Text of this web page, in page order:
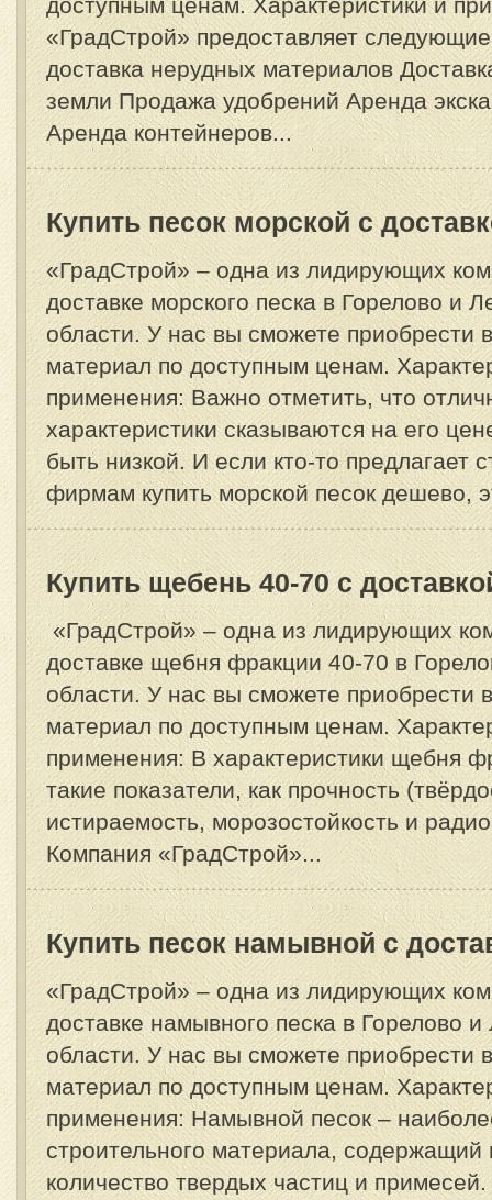
«ГрадСтрой» предоставляет
доставка нерудных материалов
земли Продажа удобрений Аренда
Аренда контейнеров...
Купить песок морской с
«ГрадСтрой» – одна из лидирующих
доставке морского песка в Горелово и
области. У нас вы сможете приобрести
материал по доступным ценам.
применения: Важно отметить, что
характеристики сказываются на его
быть низкой. И если кто-то предлагает
фирмам купить морской песок дешево,
Купить щебень 40-70 с
«ГрадСтрой» – одна из лидирующих
доставке щебня фракции 40-70 в
области. У нас вы сможете приобрести
материал по доступным ценам.
применения: В характеристики щебня
такие показатели, как прочность
истираемость, морозостойкость и
Компания «ГрадСтрой»...
Купить песок намывной с
«ГрадСтрой» – одна из лидирующих
доставке намывного песка в Горелово и
области. У нас вы сможете приобрести
материал по доступным ценам.
применения: Намывной песок –
строительного материала,
количество твердых частиц и